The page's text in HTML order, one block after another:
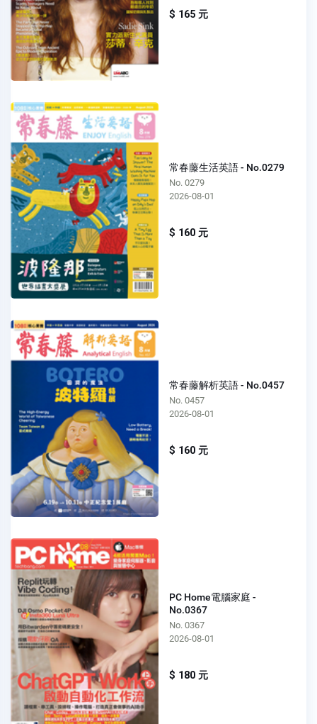
$ 165 元
常春藤生活英語 - No.0279
No. 0279
2026-08-01
$ 160 元
常春藤解析英語 - No.0457
No. 0457
2026-08-01
$ 160 元
PC Home電腦家庭 -
No.0367
No. 0367
2026-08-01
$ 180 元